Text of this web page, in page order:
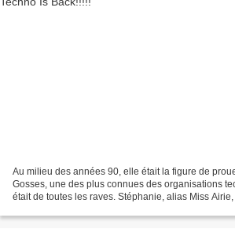
Au milieu des années 90, elle était la figure de
Gosses, une des plus connues des organisations
était de toutes les raves. Stéphanie, alias Miss Airie,